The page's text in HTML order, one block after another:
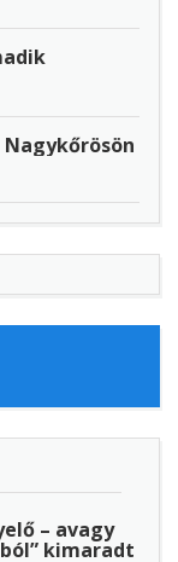
– avagy
kimaradt